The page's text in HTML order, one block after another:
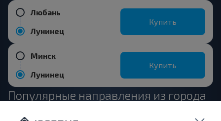
Любань
Лунинец
Купить
Минск
Лунинец
Купить
Популярные направления из города